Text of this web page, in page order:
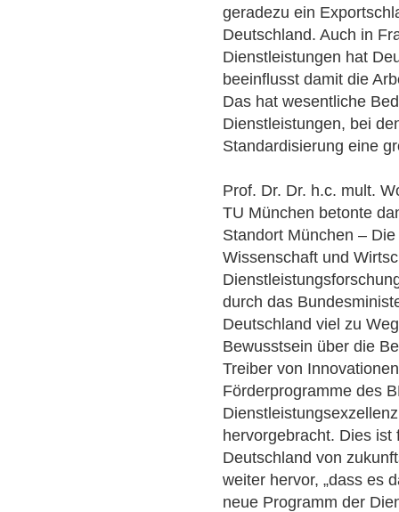
geradezu ein
Deutschland. Auch in
Dienstleistungen hat
beeinflusst damit die
Das hat wesentliche
Dienstleistungen, bei
Standardisierung eine
Prof. Dr. Dr. h.c. mult.
TU München betonte
Standort München –
Wissenschaft und
durch das
Deutschland viel zu
Bewusstsein über die
Treiber von
Förderprogramme des
hervorgebracht. Dies
Deutschland von
weiter hervor, „dass es
neue Programm der